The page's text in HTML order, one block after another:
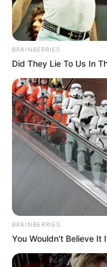
ranczo w Montanie
.
przejąć firmy
oraz przedstawiciele
Odcinki serialu z
lektoremw serwisie
poniżej. Serial „
na platformiePrime
Serial„Yellowstone
BRAINBERRIES
Did They Lie To Us In
BRAINBERRIES
You Wouldn't Believe It